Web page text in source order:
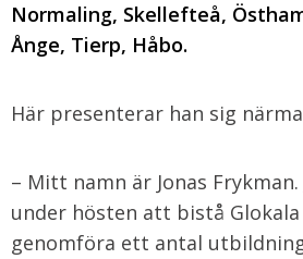
Normaling, Skellefteå,
Ånge, Tierp, Håbo.
Här presenterar han sig
– Mitt namn är Jonas
under hösten att bistå
genomföra ett antal